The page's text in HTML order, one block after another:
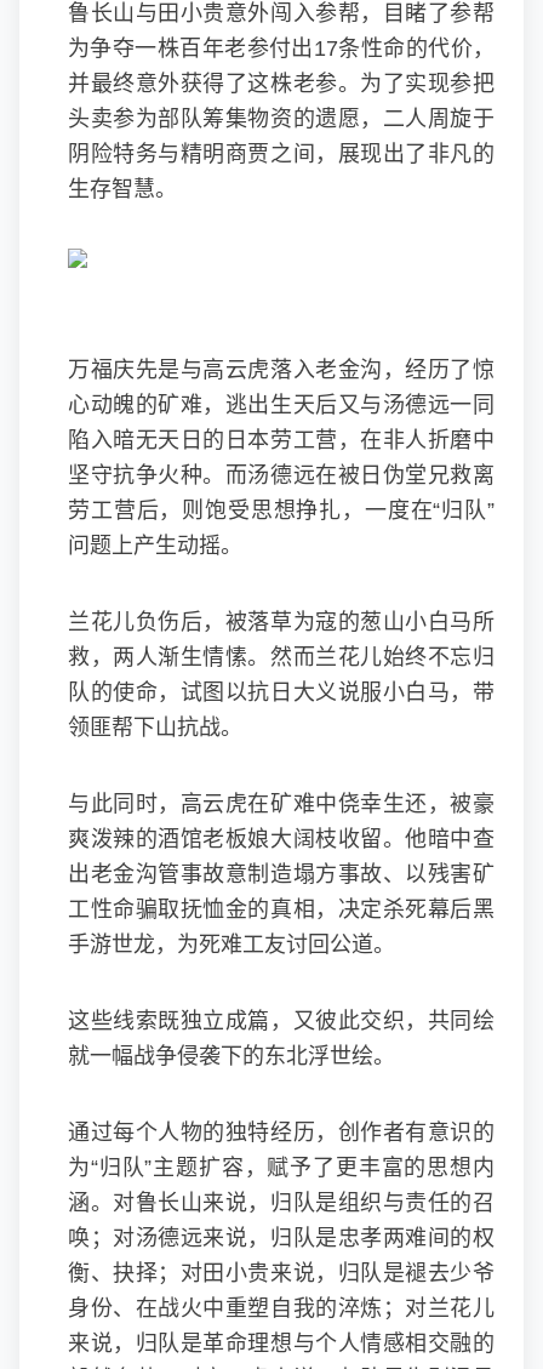
鲁长山与田小贵意外闯入参帮，目睹了参帮
为争夺一株百年老参付出17条性命的代价，
并最终意外获得了这株老参。为了实现参把
头卖参为部队筹集物资的遗愿，二人周旋于
阴险特务与精明商贾之间，展现出了非凡的
生存智慧。
万福庆先是与高云虎落入老金沟，经历了惊
心动魄的矿难，逃出生天后又与汤德远一同
陷入暗无天日的日本劳工营，在非人折磨中
坚守抗争火种。而汤德远在被日伪堂兄救离
劳工营后，则饱受思想挣扎，一度在“归队”
问题上产生动摇。
兰花儿负伤后，被落草为寇的葱山小白马所
救，两人渐生情愫。然而兰花儿始终不忘归
队的使命，试图以抗日大义说服小白马，带
领匪帮下山抗战。
与此同时，高云虎在矿难中侥幸生还，被豪
爽泼辣的酒馆老板娘大阔枝收留。他暗中查
出老金沟管事故意制造塌方事故、以残害矿
工性命骗取抚恤金的真相，决定杀死幕后黑
手游世龙，为死难工友讨回公道。
这些线索既独立成篇，又彼此交织，共同绘
就一幅战争侵袭下的东北浮世绘。
通过每个人物的独特经历，创作者有意识的
为“归队”主题扩容，赋予了更丰富的思想内
涵。对鲁长山来说，归队是组织与责任的召
唤；对汤德远来说，归队是忠孝两难间的权
衡、抉择；对田小贵来说，归队是褪去少爷
身份、在战火中重塑自我的淬炼；对兰花儿
来说，归队是革命理想与个人情感相交融的